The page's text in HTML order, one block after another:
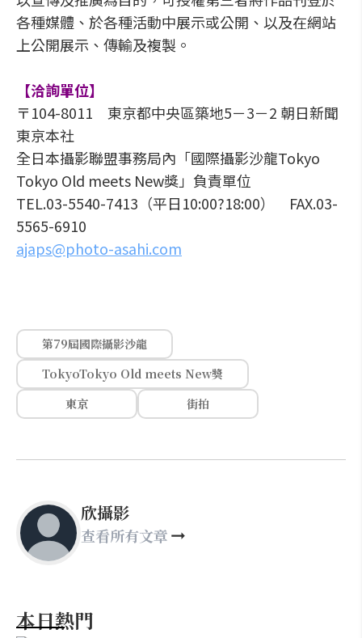
各種媒體、於各種活動中展示或公開、以及在網站
上公開展示、傳輸及複製。
【洽詢單位】
〒104-8011 東京都中央區築地5－3－2 朝日新聞
東京本社
全日本攝影聯盟事務局內「國際攝影沙龍Tokyo
Tokyo Old meets New獎」負責單位
TEL.03-5540-7413（平日10:00?18:00） FAX.03-
5565-6910
ajaps@photo-asahi.com
第79屆國際攝影沙龍
TokyoTokyo Old meets New獎
東京
街拍
欣攝影
查看所有文章
本日熱門